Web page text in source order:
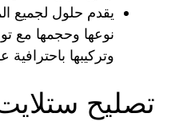
يقدم حلول لجميع
نوعها وحجمها مع
وتركيبها باحترافية
تصليح